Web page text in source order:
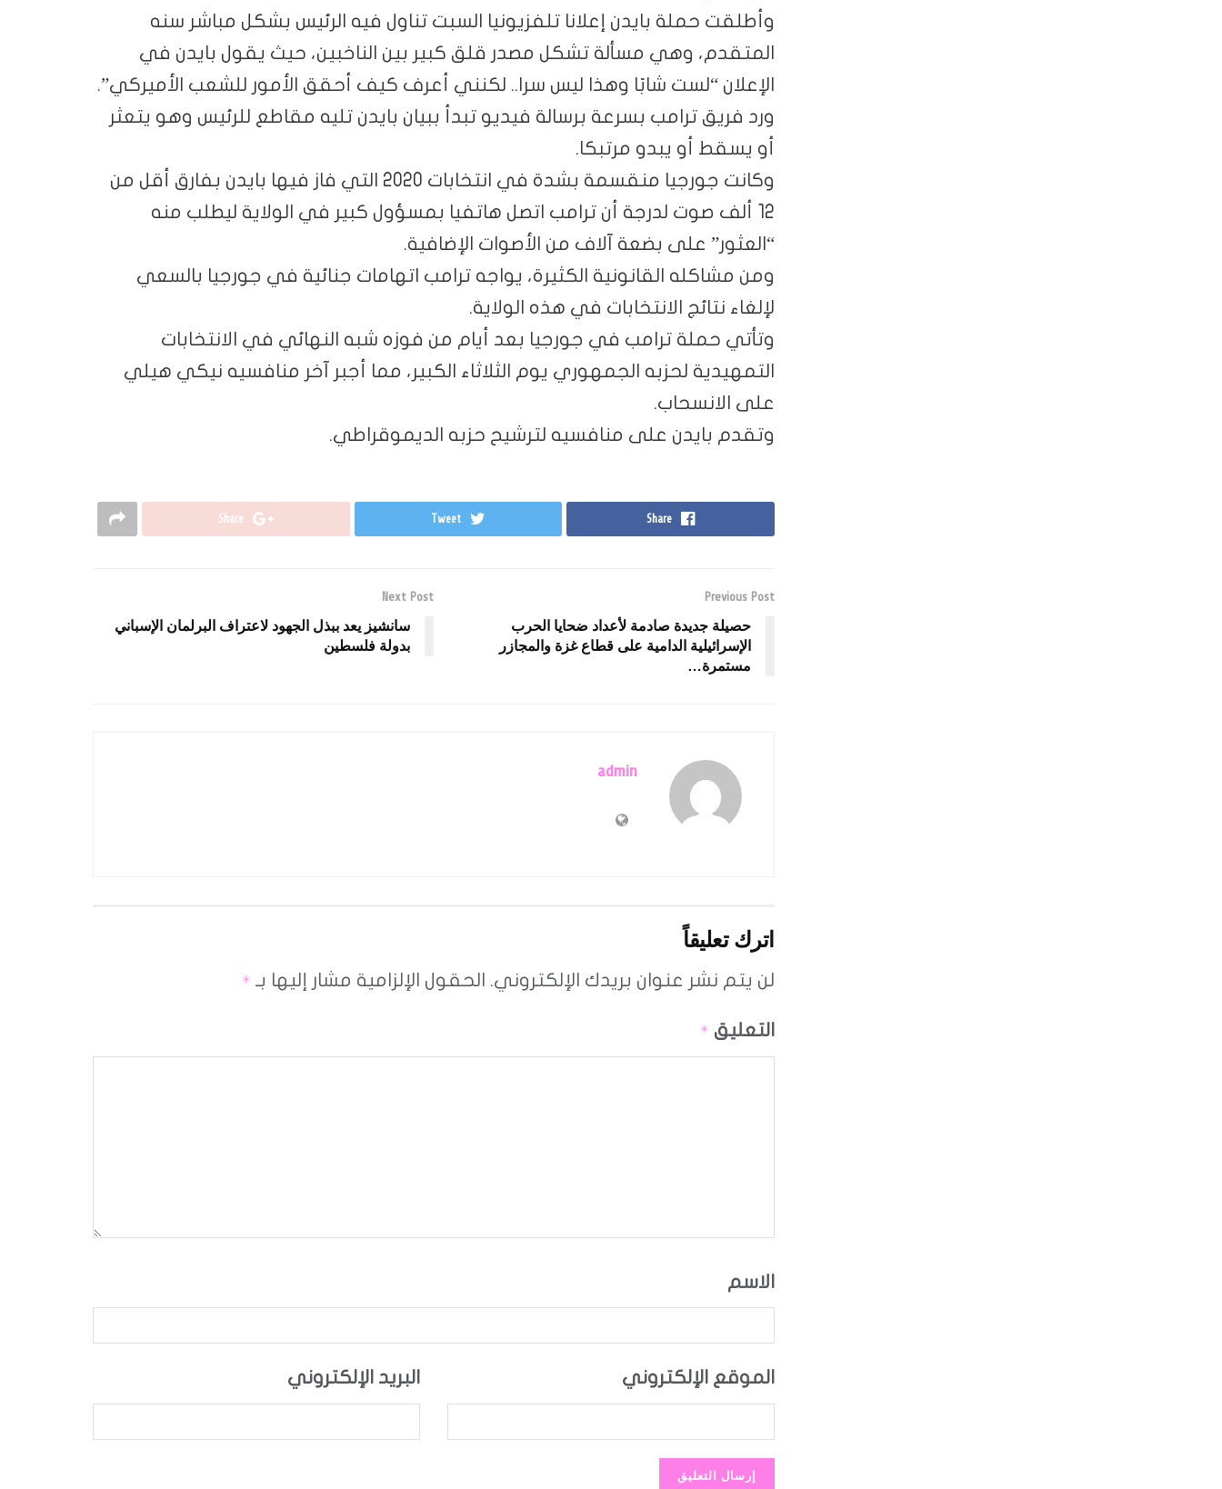
وأطلقت حملة بايدن إعلانا تلفزيونيا السبت تناول فيه الرئيس بشكل مباشر سنه
المتقدم، وهي مسألة تشكل مصدر قلق كبير بين الناخبين، حيث يقول بايدن في
الإعلان “لست شابًا وهذا ليس سرا.. لكنني أعرف كيف أحقق الأمور للشعب الأميركي”.
ورد فريق ترامب بسرعة برسالة فيديو تبدأ ببيان بايدن تليه مقاطع للرئيس وهو يتعثر
أو يسقط أو يبدو مرتبكا.
وكانت جورجيا منقسمة بشدة في انتخابات 2020 التي فاز فيها بايدن بفارق أقل من
12 ألف صوت لدرجة أن ترامب اتصل هاتفيا بمسؤول كبير في الولاية ليطلب منه
“العثور” على بضعة آلاف من الأصوات الإضافية.
ومن مشاكله القانونية الكثيرة، يواجه ترامب اتهامات جنائية في جورجيا بالسعي
لإلغاء نتائج الانتخابات في هذه الولاية.
وتأتي حملة ترامب في جورجيا بعد أيام من فوزه شبه النهائي في الانتخابات
التمهيدية لحزبه الجمهوري يوم الثلاثاء الكبير، مما أجبر آخر منافسيه نيكي هيلي
على الانسحاب.
وتقدم بايدن على منافسيه لترشيح حزبه الديموقراطي.
Share
Tweet
Share
Previous Post
حصيلة جديدة صادمة لأعداد ضحايا الحرب
الإسرائيلية الدامية على قطاع غزة والمجازر
مستمرة…
Next Post
سانشيز يعد ببذل الجهود لاعتراف البرلمان الإسباني
بدولة فلسطين
admin
اترك تعليقاً
لن يتم نشر عنوان بريدك الإلكتروني. الحقول الإلزامية مشار إليها بـ *
التعليق *
الاسم
البريد الإلكتروني الموقع الإلكتروني